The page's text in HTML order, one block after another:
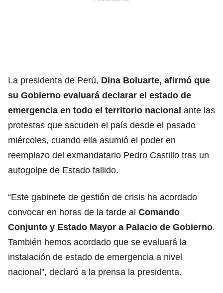
La presidenta de Perú, Dina Boluarte, afirmó que
su Gobierno evaluará declarar el estado de
emergencia en todo el territorio nacional ante las
protestas que sacuden el país desde el pasado
miércoles, cuando ella asumió el poder en
reemplazo del exmandatario Pedro Castillo tras un
autogolpe de Estado fallido.
“Este gabinete de gestión de crisis ha acordado
convocar en horas de la tarde al Comando
Conjunto y Estado Mayor a Palacio de Gobierno.
También hemos acordado que se evaluará la
instalación de estado de emergencia a nivel
nacional”, declaró a la prensa la presidenta.